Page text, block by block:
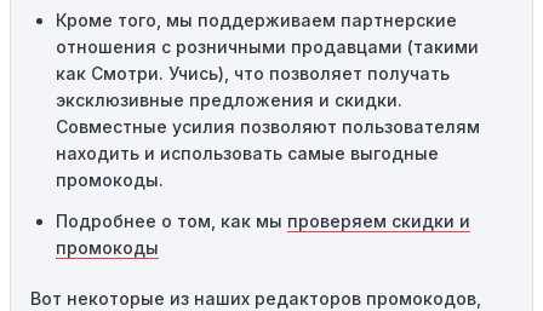
Кроме того, мы поддерживаем партнерские
отношения с розничными продавцами (такими
как Смотри. Учись), что позволяет получать
эксклюзивные предложения и скидки.
Совместные усилия позволяют пользователям
находить и использовать самые выгодные
промокоды.
Подробнее о том, как мы проверяем скидки и
промокоды
Вот некоторые из наших редакторов промокодов,